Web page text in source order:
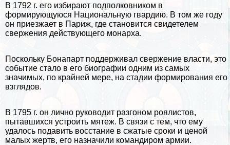
В 1792 г. его избирают подполковником в
формирующуюся Национальную гвардию. В том же году
он приезжает в Париж, где становится свидетелем
свержения действующего монарха.
Поскольку Бонапарт поддерживал свержение власти, это
событие стало в его биографии одним из самых
значимых, по крайней мере, на стадии формирования его
взглядов.
В 1795 г. он лично руководит разгоном роялистов,
пытавшихся устроить мятеж. В связи с тем, что ему
удалось подавить восстание в сжатые сроки и ценой
малых жертв, его назначили комaндиром армии.